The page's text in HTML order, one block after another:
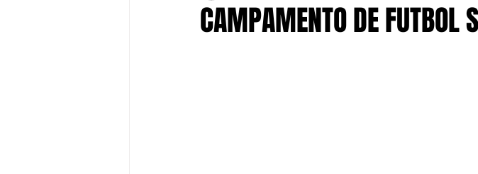
CAMPAMENTO DE FUTBOL